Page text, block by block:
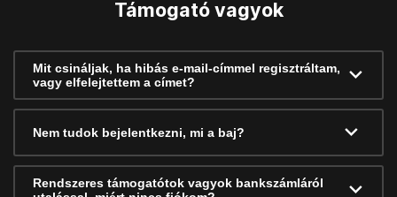
Támogató vagyok
Mit csináljak, ha hibás e-mail-címmel regisztráltam,
vagy elfelejtettem a címet?
Nem tudok bejelentkezni, mi a baj?
Rendszeres támogatótok vagyok bankszámláról